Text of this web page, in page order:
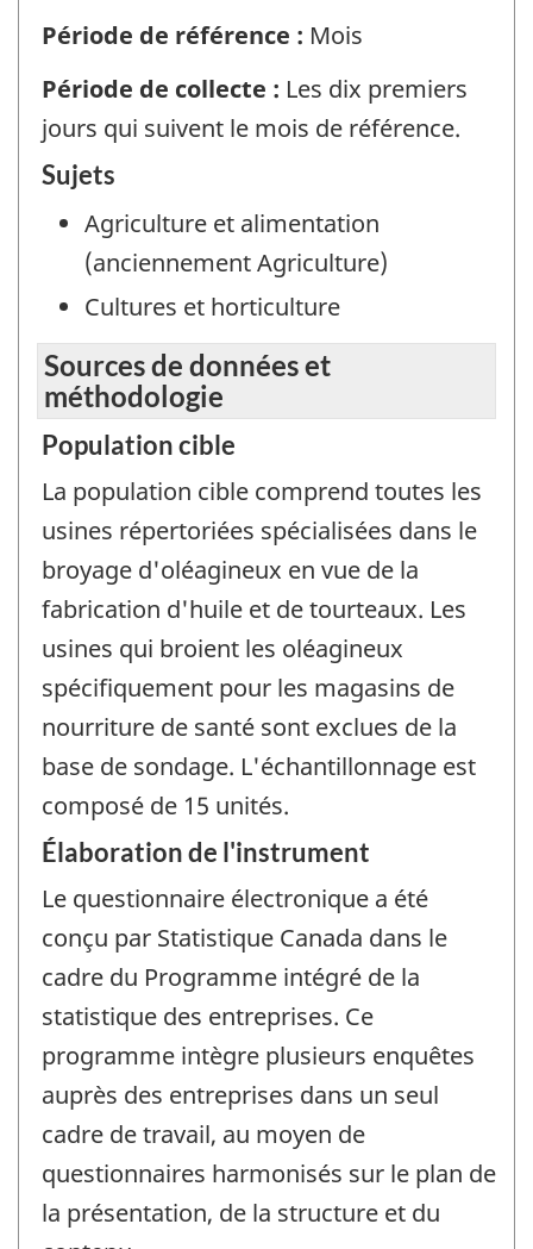
Période de référence : Mois
Période de collecte : Les dix premiers
jours qui suivent le mois de référence.
Sujets
Agriculture et alimentation
(anciennement Agriculture)
Cultures et horticulture
Sources de données et
méthodologie
Population cible
La population cible comprend toutes les
usines répertoriées spécialisées dans le
broyage d'oléagineux en vue de la
fabrication d'huile et de tourteaux. Les
usines qui broient les oléagineux
spécifiquement pour les magasins de
nourriture de santé sont exclues de la
base de sondage. L'échantillonnage est
composé de 15 unités.
Élaboration de l'instrument
Le questionnaire électronique a été
conçu par Statistique Canada dans le
cadre du Programme intégré de la
statistique des entreprises. Ce
programme intègre plusieurs enquêtes
auprès des entreprises dans un seul
cadre de travail, au moyen de
questionnaires harmonisés sur le plan de
la présentation, de la structure et du